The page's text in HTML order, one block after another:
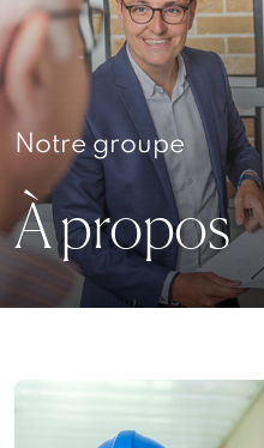
Notre groupe
À propos